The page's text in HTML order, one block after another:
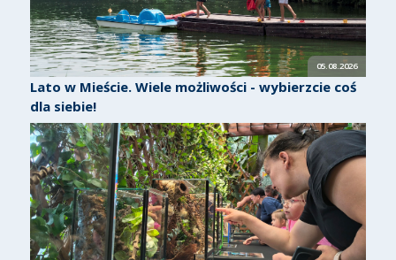
05.08.2026
Lato w Mieście. Wiele możliwości - wybierzcie coś
dla siebie!